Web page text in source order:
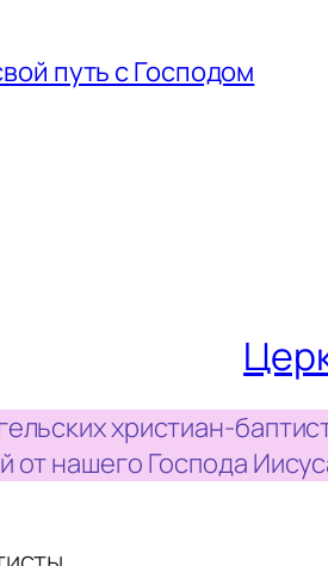
путь с Господом
христиан-
от нашего Господа